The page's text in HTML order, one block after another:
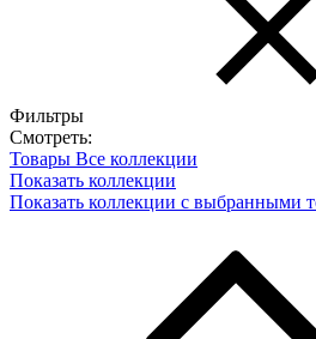
Фильтры
Смотреть:
Товары Все коллекции
Показать коллекции
Показать коллекции с выбранными